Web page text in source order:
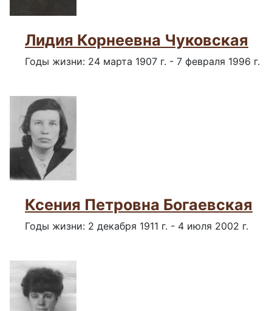
Лидия Корнеевна Чуковская
Годы жизни: 24 марта 1907 г. - 7 февраля 1996 г.
Ксения Петровна Богаевская
Годы жизни: 2 декабря 1911 г. - 4 июля 2002 г.